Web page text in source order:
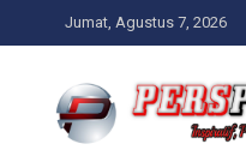
to
Jumat, Agustus 7, 2026